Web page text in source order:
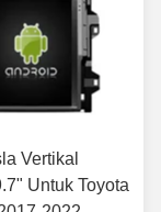
Vertikal
Untuk Toyota